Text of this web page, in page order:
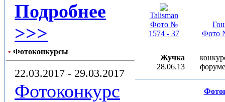
Подробнее
>>>
• Фотоконкурсы
22.03.2017 - 29.03.2017
Фотоконкурс
Talisman
Фото №
1574 - 37
Фото
Жучка
28.06.13